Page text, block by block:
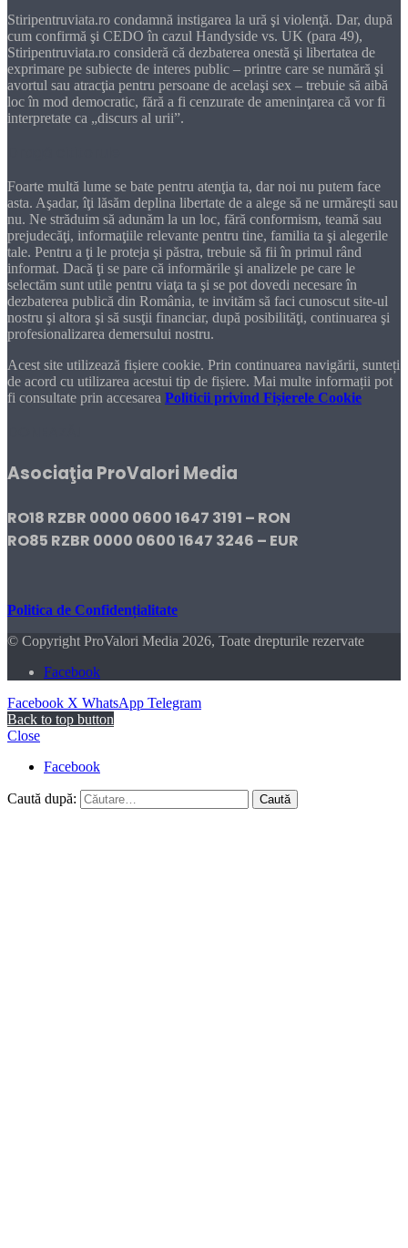
Stiripentruviata.ro condamnă instigarea la ură şi violenţă. Dar, după
cum confirmă şi CEDO în cazul Handyside vs. UK (para 49),
Stiripentruviata.ro consideră că dezbaterea onestă şi libertatea de
exprimare pe subiecte de interes public – printre care se numără şi
avortul sau atracţia pentru persoane de acelaşi sex – trebuie să aibă
loc în mod democratic, fără a fi cenzurate de ameninţarea că vor fi
interpretate ca „discurs al urii”.
Foarte multă lume se bate pentru atenţia ta, dar noi nu putem face
asta. Aşadar, îţi lăsăm deplina libertate de a alege să ne urmăreşti sau
nu. Ne străduim să adunăm la un loc, fără conformism, teamă sau
prejudecăţi, informaţiile relevante pentru tine, familia ta şi alegerile
tale. Pentru a ţi le proteja şi păstra, trebuie să fii în primul rând
informat. Dacă ţi se pare că informările şi analizele pe care le
selectăm sunt utile pentru viaţa ta şi se pot dovedi necesare în
dezbaterea publică din România, te invităm să faci cunoscut site-ul
nostru şi altora şi să susţii financiar, după posibilităţi, continuarea şi
profesionalizarea demersului nostru.
Acest site utilizează fișiere cookie. Prin continuarea navigării, sunteți
de acord cu utilizarea acestui tip de fișiere. Mai multe informații pot
fi consultate prin accesarea Politicii privind Fișierele Cookie
Asociaţia ProValori Media
RO18 RZBR 0000 0600 1647 3191 – RON
RO85 RZBR 0000 0600 1647 3246 – EUR
Politica de Confidențialitate
© Copyright ProValori Media 2026, Toate drepturile rezervate
Facebook
Facebook X WhatsApp Telegram
Back to top button
Close
Facebook
Caută după: